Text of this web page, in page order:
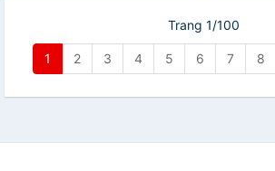
Trang 1/100
1 2 3 4 5 6 7 8